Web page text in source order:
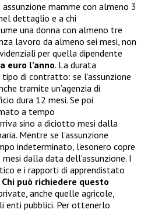
mamme con almeno 3
dettaglio e a chi
una donna con almeno tre
lavoro da almeno sei mesi, non
per quella dipendente
euro l’anno. La durata
tipo di contratto: se l’assunzione
tramite un’agenzia di
dura 12 mesi. Se poi
a tempo
sino a diciotto mesi dalla
Mentre se l’assunzione
indeterminato, l’esonero copre
dalla data dell’assunzione. I
e i rapporti di apprendistato
Chi può richiedere questo
anche quelle agricole,
enti pubblici. Per ottenerlo